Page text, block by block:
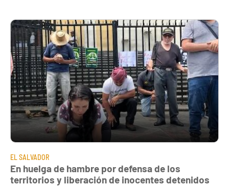
EL SALVADOR
En huelga de hambre por defensa de los
territorios y liberación de inocentes detenidos